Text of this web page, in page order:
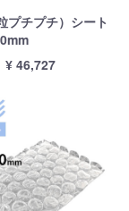
プチプチ）シート
¥ 46,727